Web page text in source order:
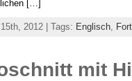
[…]
2012 | Tags: Englisch,
mit